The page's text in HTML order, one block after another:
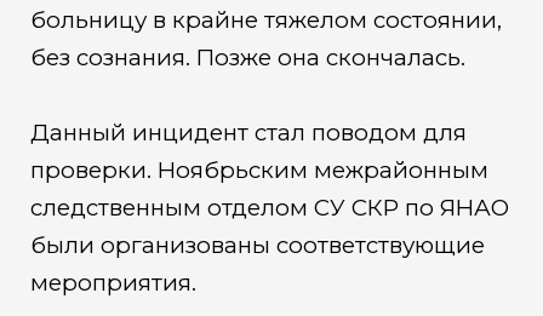
больницу в крайне тяжелом состоянии,
без сознания. Позже она скончалась.
Данный инцидент стал поводом для
проверки. Ноябрьским межрайонным
следственным отделом СУ СКР по ЯНАО
были организованы соответствующие
мероприятия.